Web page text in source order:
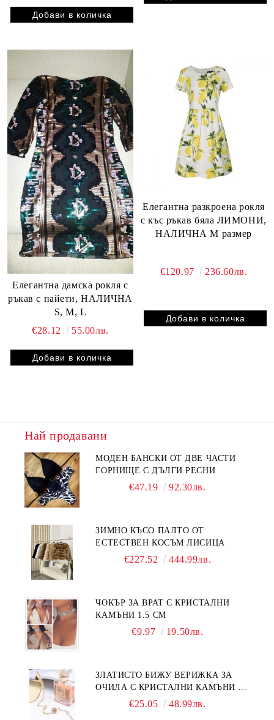
Елегантна дамска рокля с
ръкав с пайети, НАЛИЧНА
S, M, L
€28.12
55.00лв.
Елегантна разкроена рокля
с къс ръкав бяла ЛИМОНИ,
НАЛИЧНА М размер
€120.97 236.60лв.
Най продавани
МОДЕН БАНСКИ ОТ ДВЕ ЧАСТИ
ГОРНИЩЕ С ДЪЛГИ РЕСНИ
€47.19 92.30лв.
ЗИМНО КЪСО ПАЛТО ОТ
ЕСТЕСТВЕН КОСЪМ ЛИСИЦА
€227.52 444.99лв.
ЧОКЪР ЗА ВРАТ С КРИСТАЛНИ
КАМЪНИ 1.5 СМ
€9.97 19.50лв.
ЗЛАТИСТО БИЖУ ВЕРИЖКА ЗА
ОЧИЛА С КРИСТАЛНИ КАМЪНИ И
€25.05 48.99лв.